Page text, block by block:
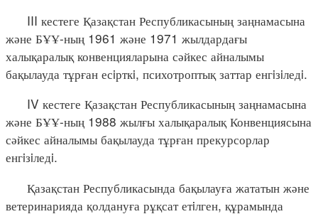
III кестеге Қазақстан Республикасының заңнамасына
және БҰҰ-ның 1961 және 1971 жылдардағы
халықаралық конвенцияларына сәйкес айналымы
бақылауда тұрған есiрткi, психотроптық заттар енгiзiледi.
IV кестеге Қазақстан Республикасының заңнамасына
және БҰҰ-ның 1988 жылғы халықаралық Конвенциясына
сәйкес айналымы бақылауда тұрған прекурсорлар
енгiзiледi.
Қазақстан Республикасында бақылауға жататын және
ветеринарияда қолдануға рұқсат етiлген, құрамында